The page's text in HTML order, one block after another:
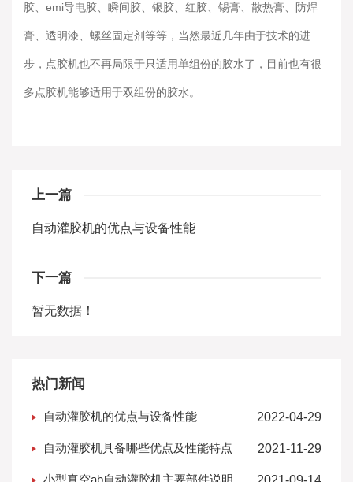
胶、emi导电胶、瞬间胶、银胶、红胶、锡膏、散热膏、防焊
膏、透明漆、螺丝固定剂等等，当然最近几年由于技术的进
步，点胶机也不再局限于只适用单组份的胶水了，目前也有很
多点胶机能够适用于双组份的胶水。
上一篇
自动灌胶机的优点与设备性能
下一篇
暂无数据！
热门新闻
自动灌胶机的优点与设备性能 2022-04-29
自动灌胶机具备哪些优点及性能特点 2021-11-29